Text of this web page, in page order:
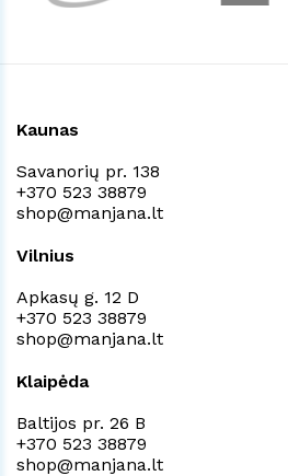
Kaunas
Savanorių pr. 138
+370 523 38879
shop@manjana.lt
Vilnius
Apkasų g. 12 D
+370 523 38879
shop@manjana.lt
Klaipėda
Baltijos pr. 26 B
+370 523 38879
shop@manjana.lt